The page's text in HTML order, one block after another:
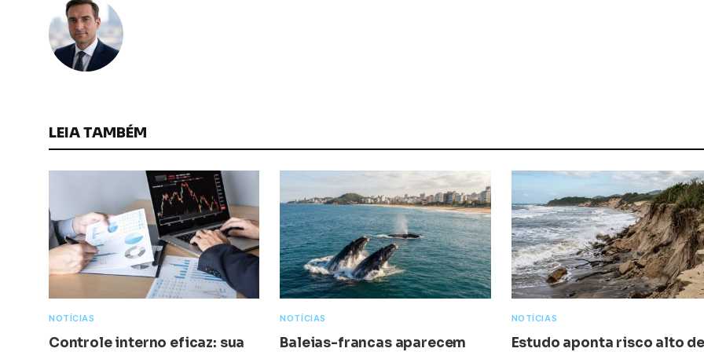
LEIA TAMBÉM
NOTÍCIAS
Controle interno eficaz: sua
NOTÍCIAS
Baleias-francas aparecem
NOTÍCIAS
Estudo aponta risco alto